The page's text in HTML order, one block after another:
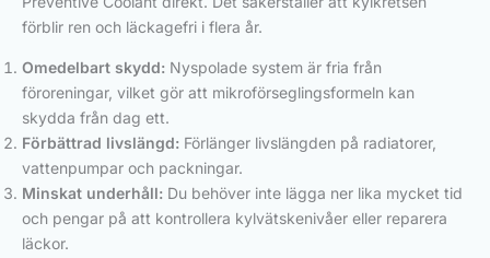
förblir ren och läckagefri i flera år.
Omedelbart skydd: Nyspolade system är fria från
föroreningar, vilket gör att mikroförseglingsformeln kan
skydda från dag ett.
Förbättrad livslängd: Förlänger livslängden på radiatorer,
vattenpumpar och packningar.
Minskat underhåll: Du behöver inte lägga ner lika mycket tid
och pengar på att kontrollera kylvätskenivåer eller reparera
läckor.